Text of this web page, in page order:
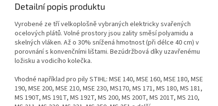
Detailní popis produktu
Vyrobené ze tří velkoplošně vybraných elektricky svařených
ocelových plátů. Volné prostory jsou zality směsí polyamidu a
skelných vláken. Až o 30% snížená hmotnost (při délce 40 cm) v
porovnání s konvenčními lištami. Bezúdržbová díky uzavřenému
ložisku a vodicího kolečka.
Vhodné například pro pily STIHL: MSE 140, MSE 160, MSE 180, MSE
190, MSE 200, MSE 210, MSE 230, MS170, MS 171, MS 180, MS 181,
MS 190T, MS 191T, MS 192T, MS 200, MS 200T, MS 201T, MS 210,